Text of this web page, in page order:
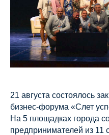
21 августа состоялось
бизнес-форума «Слет
На 5 площадках города
предпринимателей из 11